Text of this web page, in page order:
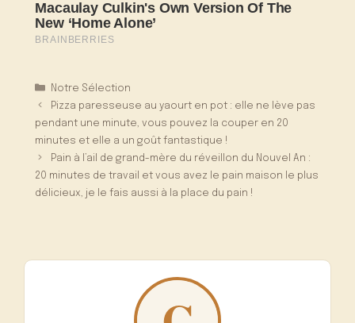
Catégories
Notre Sélection
Pizza paresseuse au yaourt en pot : elle ne lève pas
pendant une minute, vous pouvez la couper en 20
minutes et elle a un goût fantastique !
Pain à l’ail de grand-mère du réveillon du Nouvel An :
20 minutes de travail et vous avez le pain maison le plus
délicieux, je le fais aussi à la place du pain !